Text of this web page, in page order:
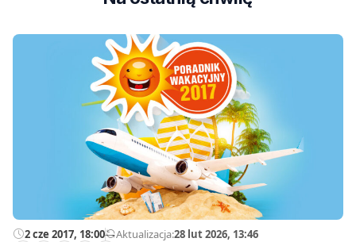
2 cze 2017, 18:00—Aktualizacja:28 lut 2026, 13:46